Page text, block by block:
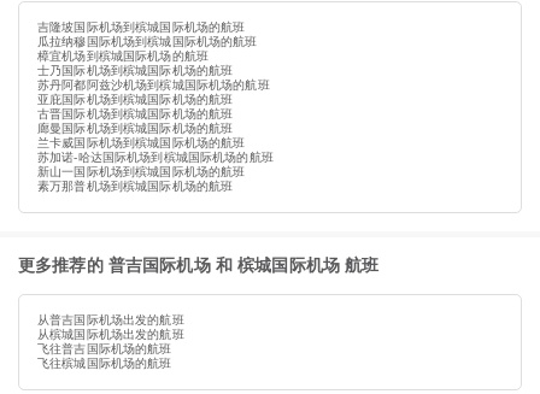
吉隆坡国际机场到槟城国际机场的航班
瓜拉纳穆国际机场到槟城国际机场的航班
樟宜机场到槟城国际机场的航班
士乃国际机场到槟城国际机场的航班
苏丹阿都阿兹沙机场到槟城国际机场的航班
亚庇国际机场到槟城国际机场的航班
古晋国际机场到槟城国际机场的航班
廊曼国际机场到槟城国际机场的航班
兰卡威国际机场到槟城国际机场的航班
苏加诺-哈达国际机场到槟城国际机场的航班
新山一国际机场到槟城国际机场的航班
素万那普机场到槟城国际机场的航班
更多推荐的 普吉国际机场 和 槟城国际机场 航班
从普吉国际机场出发的航班
从槟城国际机场出发的航班
飞往普吉国际机场的航班
飞往槟城国际机场的航班